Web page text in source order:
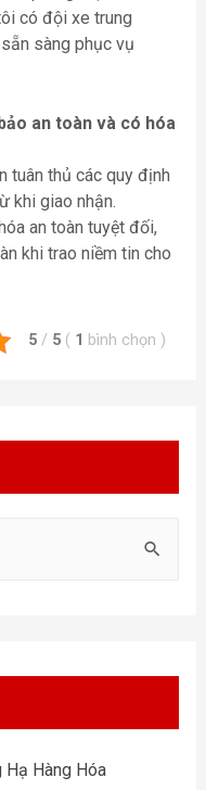
có đội xe trung
sàng phục vụ
an toàn và có hóa
tuân thủ các quy định
khi giao nhận.
an toàn tuyệt đối,
khi trao niềm tin cho
5 / 5 ( 1 bình chọn )
Hạ Hàng Hóa